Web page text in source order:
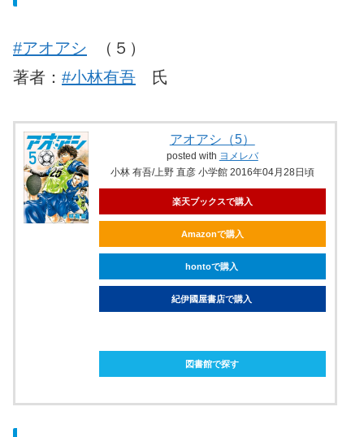
#アオアシ （５）
著者： #小林有吾 氏
アオアシ（5）
posted with ヨメレバ
小林 有吾/上野 直彦 小学館 2016年04月28日頃
楽天ブックスで購入
Amazonで購入
hontoで購入
紀伊國屋書店で購入
図書館で探す